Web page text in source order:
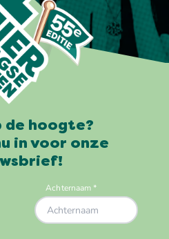
de hoogte?
in voor onze